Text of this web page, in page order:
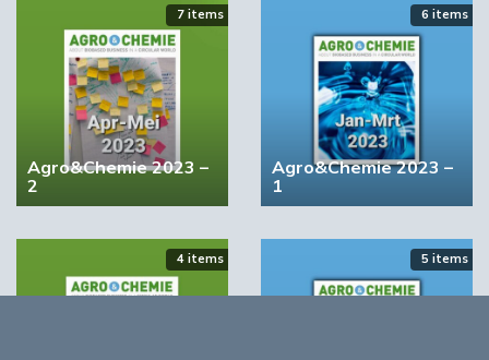
02:19
STRONGBIONET verbindt Europese newerken bio-
7 items
Agro&Chemie 2023 –
2
6 items
Agro&Chemie 2023 –
1
4 items 5 items